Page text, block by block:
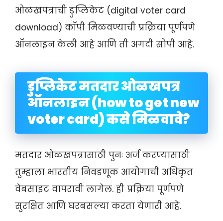
ओळखपत्राची डुप्लिकेट (digital voter card
download) कॉपी मिळवण्याची प्रक्रिया पूर्णपणे
ऑनलाइन केली आहे आणि ती अगदी सोपी आहे.
डुप्लिकेट मतदार ओळखपत्र
ऑनलाइन (how to get new
voter card) कसे मिळवावे?
मतदार ओळखपत्रासाठी पुनः अर्ज करण्यासाठी
तुम्हाला भारतीय निवडणूक आयोगाची अधिकृत
वेबसाइट वापरावी लागेल. ही प्रक्रिया पूर्णपणे
सुरक्षित आणि घरबसल्या करता येणारी आहे.